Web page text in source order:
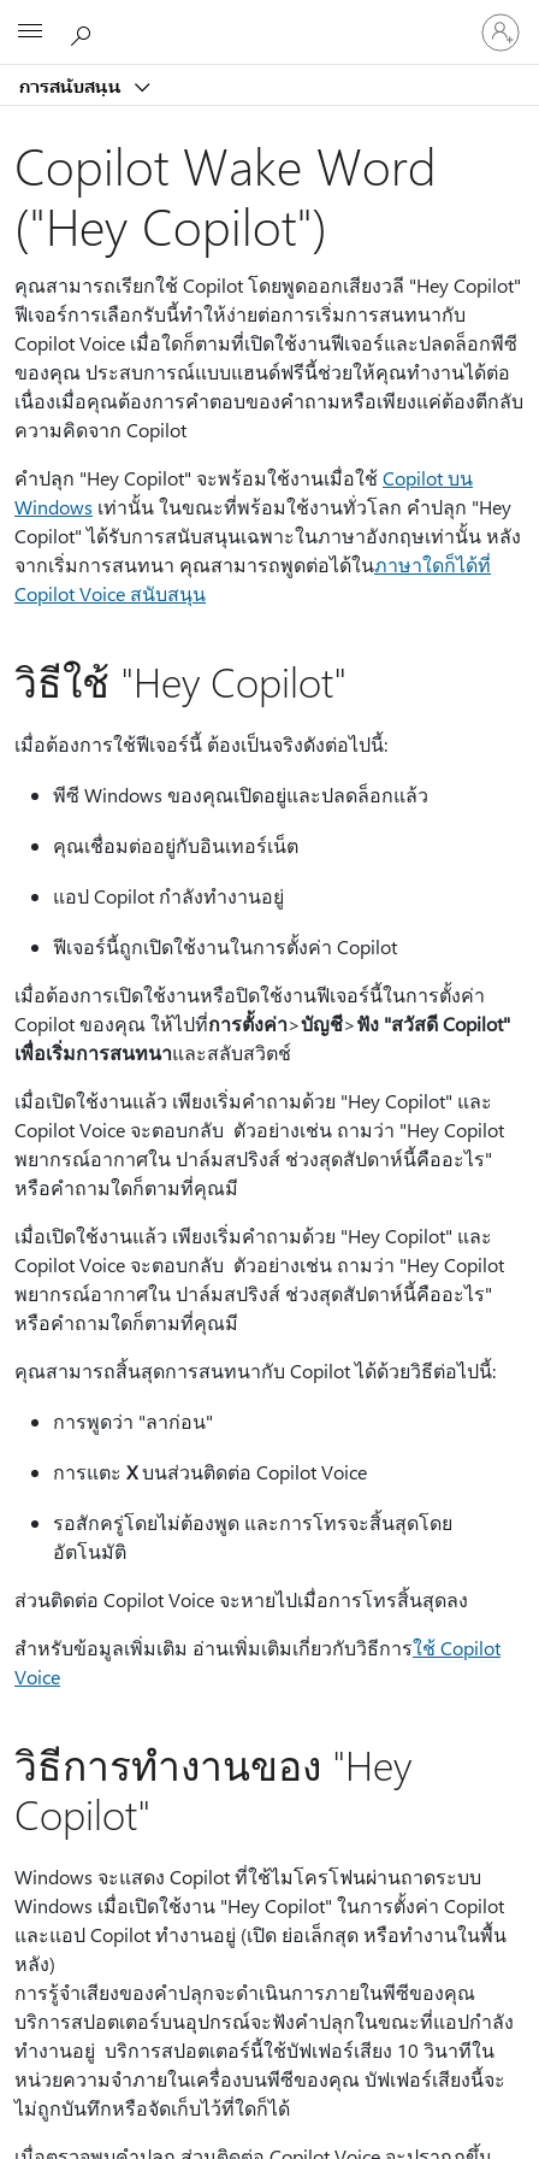
การสนับสนุน
ลงชื่อ
เข้า
บัญชี
Copilot Wake Word
("Hey Copilot")
คุณสามารถเรียกใช้ Copilot โดยพูดออกเสียงวลี "Hey Copilot"
ฟีเจอร์การเลือกรับนี้ทําให้ง่ายต่อการเริ่มการสนทนากับ
Copilot Voice เมื่อใดก็ตามที่เปิดใช้งานฟีเจอร์และปลดล็อกพีซี
ของคุณ ประสบการณ์แบบแฮนด์ฟรีนี้ช่วยให้คุณทํางานได้ต่อ
เนื่องเมื่อคุณต้องการคําตอบของคําถามหรือเพียงแค่ต้องตีกลับ
ความคิดจาก Copilot
คําปลุก "Hey Copilot" จะพร้อมใช้งานเมื่อใช้Copilot บน
Windows เท่านั้น ในขณะที่พร้อมใช้งานทั่วโลก คําปลุก "Hey
Copilot" ได้รับการสนับสนุนเฉพาะในภาษาอังกฤษเท่านั้น หลัง
จากเริ่มการสนทนา คุณสามารถพูดต่อได้ในภาษาใดก็ได้ที่
Copilot Voice สนับสนุน
วิธีใช้ "Hey Copilot"
เมื่อต้องการใช้ฟีเจอร์นี้ ต้องเป็นจริงดังต่อไปนี้:
พีซี Windows ของคุณเปิดอยู่และปลดล็อกแล้ว
คุณเชื่อมต่ออยู่กับอินเทอร์เน็ต
แอป Copilot กําลังทํางานอยู่
ฟีเจอร์นี้ถูกเปิดใช้งานในการตั้งค่า Copilot
เมื่อต้องการเปิดใช้งานหรือปิดใช้งานฟีเจอร์นี้ในการตั้งค่า
Copilot ของคุณ ให้ไปที่การตั้งค่า>บัญชี>ฟัง "สวัสดี Copilot"
เพื่อเริ่มการสนทนาและสลับสวิตช์
เมื่อเปิดใช้งานแล้ว เพียงเริ่มคําถามด้วย "Hey Copilot" และ
Copilot Voice จะตอบกลับ ตัวอย่างเช่น ถามว่า "Hey Copilot
พยากรณ์อากาศใน ปาล์มสปริงส์ ช่วงสุดสัปดาห์นี้คืออะไร"
หรือคําถามใดก็ตามที่คุณมี
เมื่อเปิดใช้งานแล้ว เพียงเริ่มคําถามด้วย "Hey Copilot" และ
Copilot Voice จะตอบกลับ ตัวอย่างเช่น ถามว่า "Hey Copilot
พยากรณ์อากาศใน ปาล์มสปริงส์ ช่วงสุดสัปดาห์นี้คืออะไร"
หรือคําถามใดก็ตามที่คุณมี
คุณสามารถสิ้นสุดการสนทนากับ Copilot ได้ด้วยวิธีต่อไปนี้:
การพูดว่า "ลาก่อน"
การแตะ Xบนส่วนติดต่อ Copilot Voice
รอสักครู่โดยไม่ต้องพูด และการโทรจะสิ้นสุดโดย
อัตโนมัติ
ส่วนติดต่อ Copilot Voice จะหายไปเมื่อการโทรสิ้นสุดลง
สําหรับข้อมูลเพิ่มเติม อ่านเพิ่มเติมเกี่ยวกับวิธีการใช้ Copilot
Voice
วิธีการทํางานของ "Hey
Copilot"
Windows จะแสดง Copilot ที่ใช้ไมโครโฟนผ่านถาดระบบ
Windows เมื่อเปิดใช้งาน "Hey Copilot" ในการตั้งค่า Copilot
และแอป Copilot ทํางานอยู่ (เปิด ย่อเล็กสุด หรือทํางานในพื้น
หลัง)
การรู้จําเสียงของคําปลุกจะดําเนินการภายในพีซีของคุณ
บริการสปอตเตอร์บนอุปกรณ์จะฟังคําปลุกในขณะที่แอปกําลัง
ทํางานอยู่ บริการสปอตเตอร์นี้ใช้บัฟเฟอร์เสียง 10 วินาทีใน
หน่วยความจําภายในเครื่องบนพีซีของคุณ บัฟเฟอร์เสียงนี้จะ
ไม่ถูกบันทึกหรือจัดเก็บไว้ที่ใดก็ได้